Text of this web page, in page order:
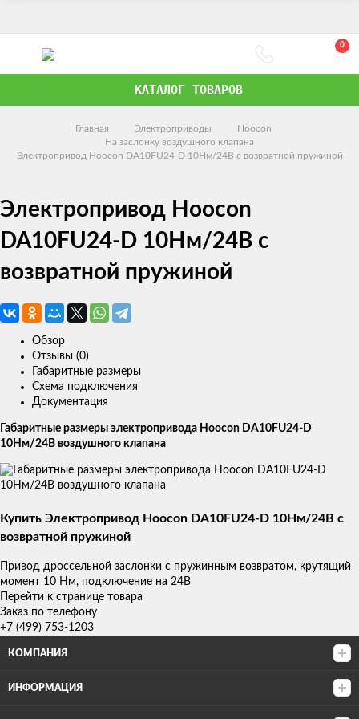
0
КАТАЛОГ ТОВАРОВ
Главная Электроприводы
Hoocon
На заслонку воздушного клапана
Электропривод Hoocon DA10FU24-D 10Нм/24В с возвратной пружиной
Электропривод Hoocon
DA10FU24-D 10Нм/24В с
возвратной пружиной
Обзор
Отзывы (0)
Габаритные размеры
Схема подключения
Документация
Габаритные размеры электропривода Hoocon DA10FU24-D
10Нм/24В воздушного клапана
Купить Электропривод Hoocon DA10FU24-D 10Нм/24В с
возвратной пружиной
Привод дроссельной заслонки с пружинным возвратом, крутящий
момент 10 Нм, подключение на 24В
Перейти к странице товара
Заказ по телефону
+7 (499) 753-1203
КОМПАНИЯ
ИНФОРМАЦИЯ